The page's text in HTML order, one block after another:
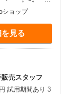
介
回払
・。○。・゜
ショップ
見る
売スタッフ
試用期間あり 3